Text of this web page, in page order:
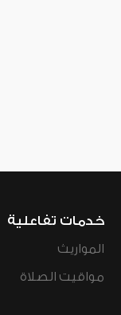
خدمات تفاعلية
المواريث
مواقيت الصلاة